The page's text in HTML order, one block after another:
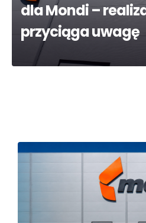
dla Mondi –
przyciąga uwagę